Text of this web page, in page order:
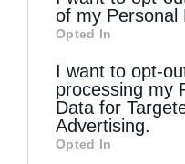
third parties on the
Downstream
disclose it to other
of my Personal
Opted In
I want to opt-
processing my
Data for
Advertising.
Opted In
Αριστερά, κεφαλή
την εικόνα του
βάθος. Αριστερά
εικονοστάσι. Δεξιά
ηγούμενος), ο